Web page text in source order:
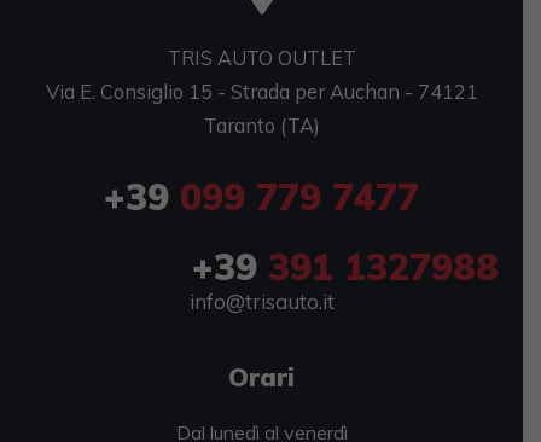
TRIS AUTO OUTLET
Via E. Consiglio 15 - Strada per Auchan - 74121
Taranto (TA)
+39 099 779 7477
+39 391 1327988
info@trisauto.it
Orari
Dal lunedì al venerdì